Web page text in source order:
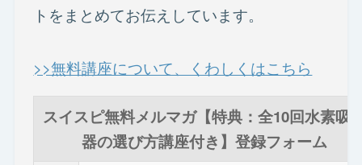
トをまとめてお伝えしています。
>>無料講座について、くわしくはこちら
スイスピ無料メルマガ【特典：全10回水素吸
器の選び方講座付き】登録フォーム